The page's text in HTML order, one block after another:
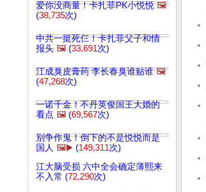
爱你没商量！卡扎菲PK小悦悦 🖼️
(38,735次)
中共一挺死仨！卡扎菲父子和情
报头 🖼️ (33,691次)
江成臭皮膏药 李长春臭谁贴谁 🖼️
(47,268次)
一诺千金！不丹英俊国王大婚的
看点 🖼️ (69,567次)
别争作鬼！倒下的不是悦悦而是
国人 🖼️▶️ (149,311次)
江大脑受损 六中全会确定薄熙来
不入常 (72,290次)